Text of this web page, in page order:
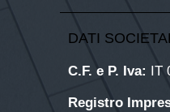
DATI
C.F. e P. Iva: IT
Registro